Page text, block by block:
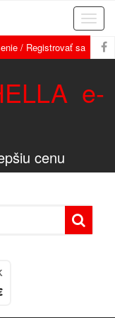
/ Registrovať sa
e-
cenu